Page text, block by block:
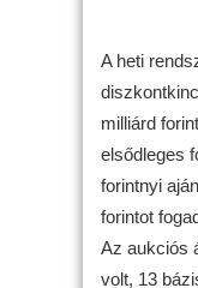
A heti
milliárd
elsődleges
forintnyi
forintot
Az aukciós
volt, 13